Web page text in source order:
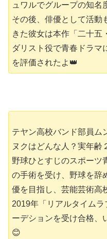
ュワルでグループの知名
その後、俳優として活動
きた彼女は本作「二十五
ダリスト役で青春ドラマ
を評価されたよ👑
テヤン高校バンド部員ム
ヌクはどんな人？実年齢
野球ひとすじのスポーツ
の手術を受け、野球を辞
優を目指し、芸能芸術高
2019年「リアルタイム
ーデションを受け合格、
😊